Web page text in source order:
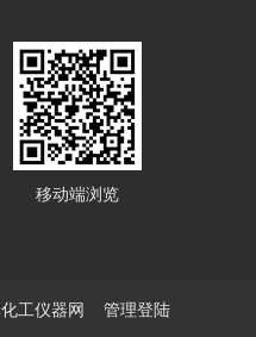
移动端浏览
化工仪器网 管理登陆